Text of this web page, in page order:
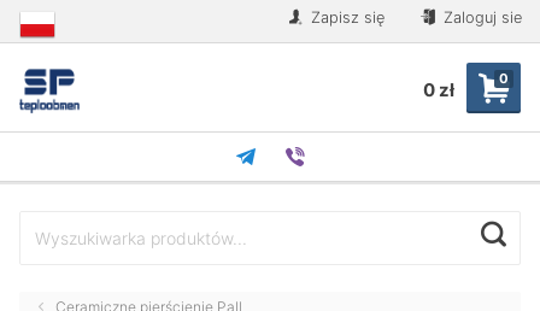
Zapisz się Zaloguj sie
0
0 zł
Ceramiczne pierścienie Pall